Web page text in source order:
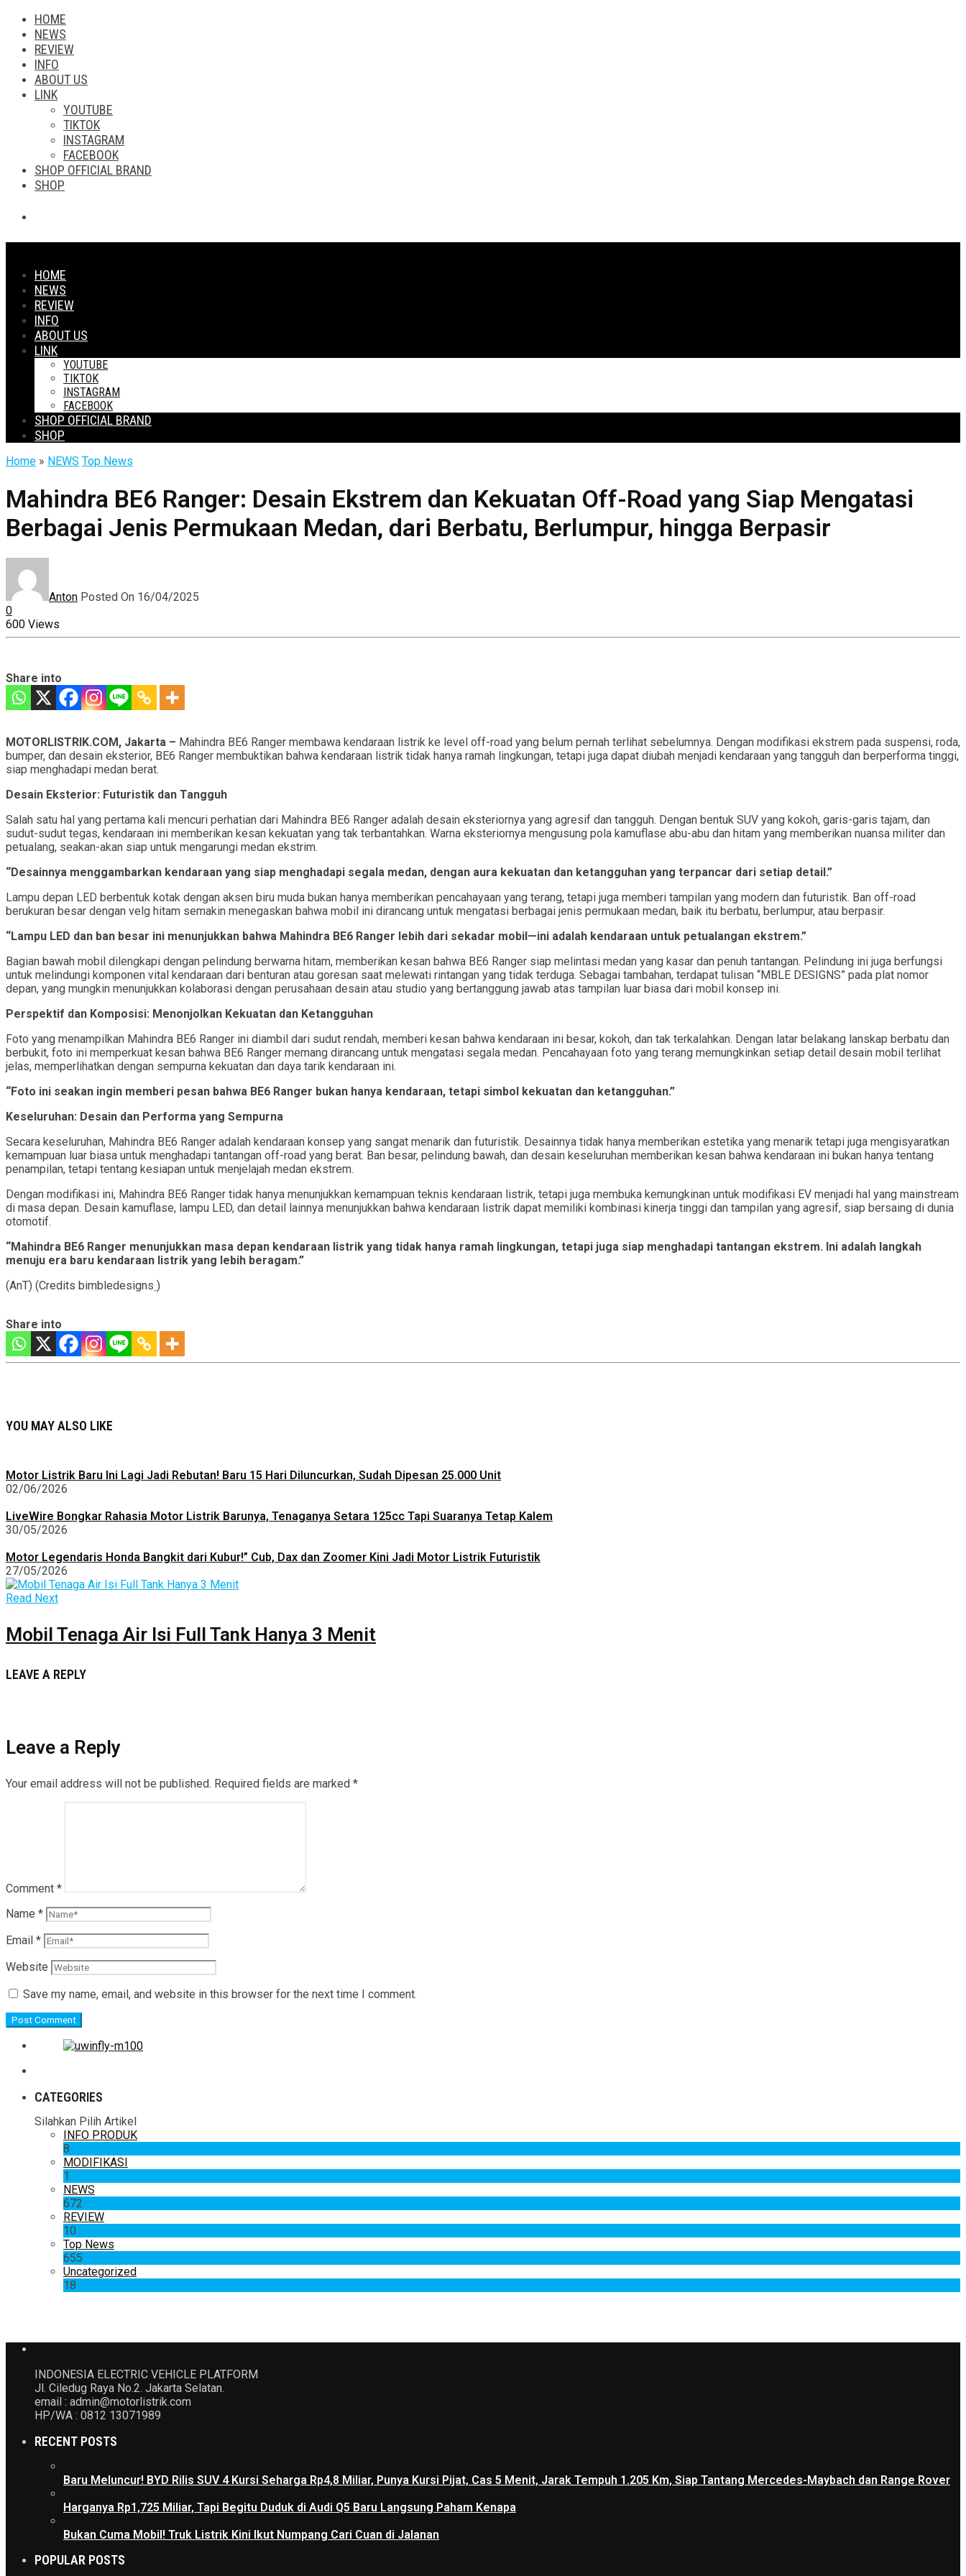
HOME
NEWS
REVIEW
INFO
ABOUT US
LINK
YOUTUBE
TIKTOK
INSTAGRAM
FACEBOOK
SHOP OFFICIAL BRAND
SHOP
HOME
NEWS
REVIEW
INFO
ABOUT US
LINK
YOUTUBE
TIKTOK
INSTAGRAM
FACEBOOK
SHOP OFFICIAL BRAND
SHOP
Home » NEWS Top News
Mahindra BE6 Ranger: Desain Ekstrem dan Kekuatan Off-Road yang Siap Mengatasi
Berbagai Jenis Permukaan Medan, dari Berbatu, Berlumpur, hingga Berpasir
Anton Posted On 16/04/2025
0
600 Views
Share into
MOTORLISTRIK.COM, Jakarta – Mahindra BE6 Ranger membawa kendaraan listrik ke level off-road yang belum pernah terlihat sebelumnya. Dengan modifikasi ekstrem pada suspensi, roda,
bumper, dan desain eksterior, BE6 Ranger membuktikan bahwa kendaraan listrik tidak hanya ramah lingkungan, tetapi juga dapat diubah menjadi kendaraan yang tangguh dan berperforma tinggi,
siap menghadapi medan berat.
Desain Eksterior: Futuristik dan Tangguh
Salah satu hal yang pertama kali mencuri perhatian dari Mahindra BE6 Ranger adalah desain eksteriornya yang agresif dan tangguh. Dengan bentuk SUV yang kokoh, garis-garis tajam, dan
sudut-sudut tegas, kendaraan ini memberikan kesan kekuatan yang tak terbantahkan. Warna eksteriornya mengusung pola kamuflase abu-abu dan hitam yang memberikan nuansa militer dan
petualang, seakan-akan siap untuk mengarungi medan ekstrim.
“Desainnya menggambarkan kendaraan yang siap menghadapi segala medan, dengan aura kekuatan dan ketangguhan yang terpancar dari setiap detail.”
Lampu depan LED berbentuk kotak dengan aksen biru muda bukan hanya memberikan pencahayaan yang terang, tetapi juga memberi tampilan yang modern dan futuristik. Ban off-road
berukuran besar dengan velg hitam semakin menegaskan bahwa mobil ini dirancang untuk mengatasi berbagai jenis permukaan medan, baik itu berbatu, berlumpur, atau berpasir.
“Lampu LED dan ban besar ini menunjukkan bahwa Mahindra BE6 Ranger lebih dari sekadar mobil—ini adalah kendaraan untuk petualangan ekstrem.”
Bagian bawah mobil dilengkapi dengan pelindung berwarna hitam, memberikan kesan bahwa BE6 Ranger siap melintasi medan yang kasar dan penuh tantangan. Pelindung ini juga berfungsi
untuk melindungi komponen vital kendaraan dari benturan atau goresan saat melewati rintangan yang tidak terduga. Sebagai tambahan, terdapat tulisan “MBLE DESIGNS” pada plat nomor
depan, yang mungkin menunjukkan kolaborasi dengan perusahaan desain atau studio yang bertanggung jawab atas tampilan luar biasa dari mobil konsep ini.
Perspektif dan Komposisi: Menonjolkan Kekuatan dan Ketangguhan
Foto yang menampilkan Mahindra BE6 Ranger ini diambil dari sudut rendah, memberi kesan bahwa kendaraan ini besar, kokoh, dan tak terkalahkan. Dengan latar belakang lanskap berbatu dan
berbukit, foto ini memperkuat kesan bahwa BE6 Ranger memang dirancang untuk mengatasi segala medan. Pencahayaan foto yang terang memungkinkan setiap detail desain mobil terlihat
jelas, memperlihatkan dengan sempurna kekuatan dan daya tarik kendaraan ini.
“Foto ini seakan ingin memberi pesan bahwa BE6 Ranger bukan hanya kendaraan, tetapi simbol kekuatan dan ketangguhan.”
Keseluruhan: Desain dan Performa yang Sempurna
Secara keseluruhan, Mahindra BE6 Ranger adalah kendaraan konsep yang sangat menarik dan futuristik. Desainnya tidak hanya memberikan estetika yang menarik tetapi juga mengisyaratkan
kemampuan luar biasa untuk menghadapi tantangan off-road yang berat. Ban besar, pelindung bawah, dan desain keseluruhan memberikan kesan bahwa kendaraan ini bukan hanya tentang
penampilan, tetapi tentang kesiapan untuk menjelajah medan ekstrem.
Dengan modifikasi ini, Mahindra BE6 Ranger tidak hanya menunjukkan kemampuan teknis kendaraan listrik, tetapi juga membuka kemungkinan untuk modifikasi EV menjadi hal yang mainstream
di masa depan. Desain kamuflase, lampu LED, dan detail lainnya menunjukkan bahwa kendaraan listrik dapat memiliki kombinasi kinerja tinggi dan tampilan yang agresif, siap bersaing di dunia
otomotif.
“Mahindra BE6 Ranger menunjukkan masa depan kendaraan listrik yang tidak hanya ramah lingkungan, tetapi juga siap menghadapi tantangan ekstrem. Ini adalah langkah
menuju era baru kendaraan listrik yang lebih beragam.”
(AnT) (Credits bimbledesigns )
Share into
YOU MAY ALSO LIKE
Motor Listrik Baru Ini Lagi Jadi Rebutan! Baru 15 Hari Diluncurkan, Sudah Dipesan 25.000 Unit
02/06/2026
LiveWire Bongkar Rahasia Motor Listrik Barunya, Tenaganya Setara 125cc Tapi Suaranya Tetap Kalem
30/05/2026
Motor Legendaris Honda Bangkit dari Kubur!” Cub, Dax dan Zoomer Kini Jadi Motor Listrik Futuristik
27/05/2026
Read Next
Mobil Tenaga Air Isi Full Tank Hanya 3 Menit
LEAVE A REPLY
Leave a Reply
Your email address will not be published. Required fields are marked *
Comment *
Name *
Email *
Website
Save my name, email, and website in this browser for the next time I comment.
CATEGORIES
Silahkan Pilih Artikel
INFO PRODUK
8
MODIFIKASI
1
NEWS
672
REVIEW
10
Top News
655
Uncategorized
18
INDONESIA ELECTRIC VEHICLE PLATFORM
Jl. Ciledug Raya No.2. Jakarta Selatan.
email : admin@motorlistrik.com
HP/WA : 0812 13071989
RECENT POSTS
Baru Meluncur! BYD Rilis SUV 4 Kursi Seharga Rp4,8 Miliar, Punya Kursi Pijat, Cas 5 Menit, Jarak Tempuh 1.205 Km, Siap Tantang Mercedes-Maybach dan Range Rover
Harganya Rp1,725 Miliar, Tapi Begitu Duduk di Audi Q5 Baru Langsung Paham Kenapa
Bukan Cuma Mobil! Truk Listrik Kini Ikut Numpang Cari Cuan di Jalanan
POPULAR POSTS